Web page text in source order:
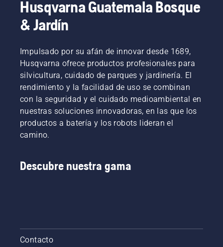
Husqvarna Guatemala Bosque
& Jardín
Impulsado por su afán de innovar desde 1689,
Husqvarna ofrece productos profesionales para
silvicultura, cuidado de parques y jardinería. El
rendimiento y la facilidad de uso se combinan
con la seguridad y el cuidado medioambiental en
nuestras soluciones innovadoras, en las que los
productos a batería y los robots lideran el
camino.
Descubre nuestra gama
Contacto